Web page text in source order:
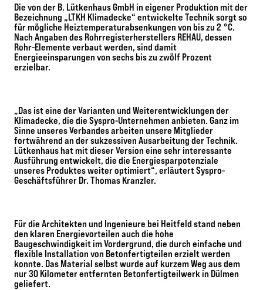
Die von der B. Lütkenhaus GmbH in eigener Produktion mit der
Bezeichnung „LTKH Klimadecke“ entwickelte Technik sorgt so
für mögliche Heiztemperaturabsenkungen von bis zu 2 °C.
Nach Angaben des Rohrregisterherstellers REHAU, dessen
Rohr-Elemente verbaut werden, sind damit
Energieeinsparungen von sechs bis zu zwölf Prozent
erzielbar.
„Das ist eine der Varianten und Weiterentwicklungen der
Klimadecke, die die Syspro-Unternehmen anbieten. Ganz im
Sinne unseres Verbandes arbeiten unsere Mitglieder
fortwährend an der sukzessiven Ausarbeitung der Technik.
Lütkenhaus hat mit dieser Version eine sehr interessante
Ausführung entwickelt, die die Energiesparpotenziale
unseres Produktes weiter optimiert“, erläutert Syspro-
Geschäftsführer Dr. Thomas Kranzler.
Für die Architekten und Ingenieure bei Heitfeld stand neben
den klaren Energievorteilen auch die hohe
Baugeschwindigkeit im Vordergrund, die durch einfache und
flexible Installation von Betonfertigteilen erzielt werden
konnte. Das Material selbst wurde auf kurzem Weg aus dem
nur 30 Kilometer entfernten Betonfertigteilwerk in Dülmen
geliefert.